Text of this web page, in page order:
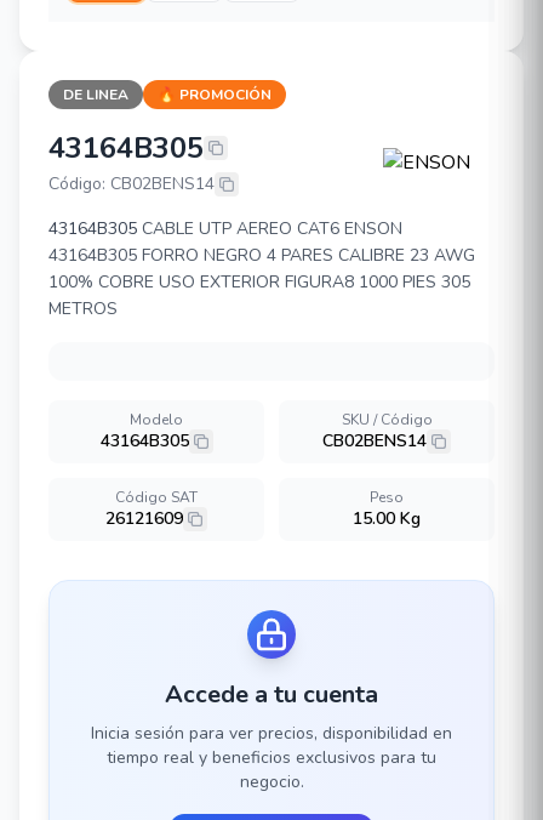
DE LINEA 🔥 PROMOCIÓN
ENSON 43164B305
43164B305
Código: CB02BENS14
43164B305 CABLE UTP AEREO CAT6 ENSON
43164B305 FORRO NEGRO 4 PARES CALIBRE 23 AWG
100% COBRE USO EXTERIOR FIGURA8 1000 PIES 305
METROS
Modelo
43164B305
SKU / Código
CB02BENS14
Código SAT
26121609
Peso
15.00 Kg
Accede a tu cuenta
Inicia sesión para ver precios, disponibilidad en
tiempo real y beneficios exclusivos para tu
negocio.